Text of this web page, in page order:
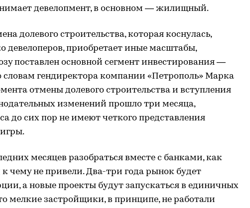
девелопмент, в основном — жилищный.
долевого строительства, которая коснулась,
девелоперов, приобретает иные масштабы,
поставлен основной сегмент инвестирования —
гендиректора компании «Петрополь» Марка
отмены долевого строительства и вступления
изменений прошло три месяца,
до сих пор не имеют четкого представления
месяцев разобраться вместе с банками, как
чему не привели. Два-три года рынок будет
а новые проекты будут запускаться в единичных
мелкие застройщики, в принципе, не работали